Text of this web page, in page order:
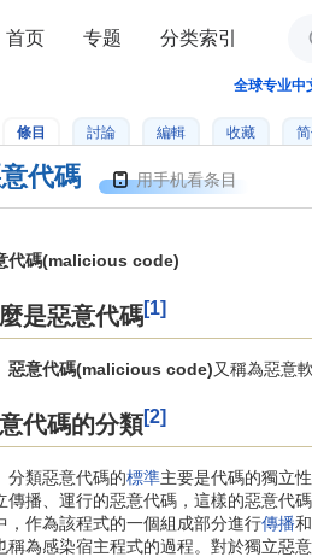
全球专业中
條目 討論 編輯 收藏
代碼 用手机看条目
代碼(malicious code)
是惡意代碼[1]
惡意代碼(malicious code)又稱為惡意
代碼的分類[2]
類惡意代碼的標準主要是代碼的獨立
傳播、運行的惡意代碼，這樣的惡意代
，作為該程式的一個組成部分進行傳播
稱為感染宿主程式的過程。對於獨立惡
首页 专题 分类索引